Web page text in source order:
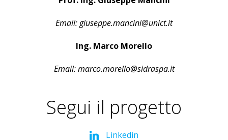
Email: giuseppe.mancini@unict.it
Ing. Marco Morello
Email: marco.morello@sidraspa.it
Segui il progetto
Linkedin